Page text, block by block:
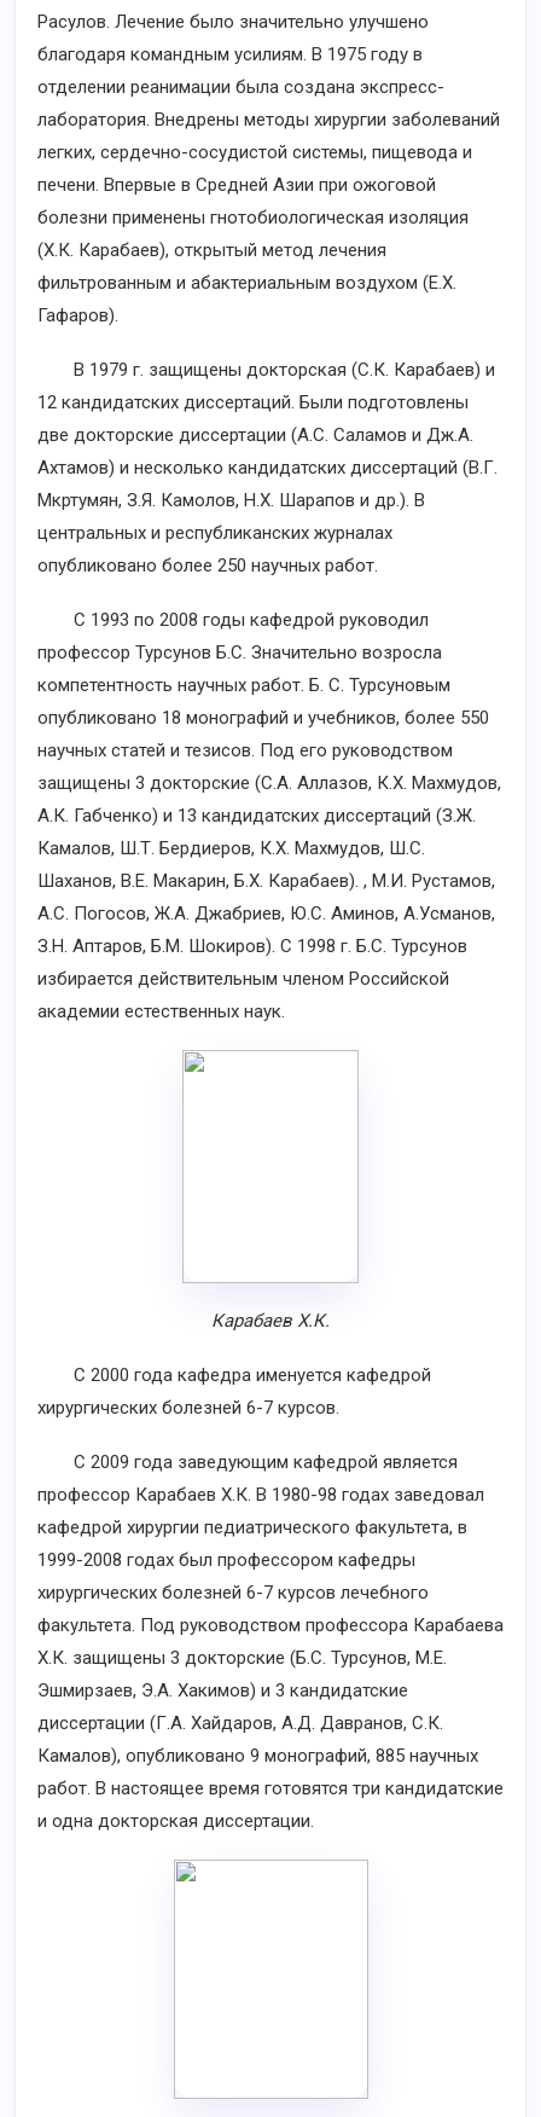
Расулов. Лечение было значительно улучшено
благодаря командным усилиям. В 1975 году в
отделении реанимации была создана экспресс-
лаборатория. Внедрены методы хирургии заболеваний
легких, сердечно-сосудистой системы, пищевода и
печени. Впервые в Средней Азии при ожоговой
болезни применены гнотобиологическая изоляция
(Х.К. Карабаев), открытый метод лечения
фильтрованным и абактериальным воздухом (Е.Х.
Гафаров).
В 1979 г. защищены докторская (С.К. Карабаев) и
12 кандидатских диссертаций. Были подготовлены
две докторские диссертации (А.С. Саламов и Дж.А.
Ахтамов) и несколько кандидатских диссертаций (В.Г.
Мкртумян, З.Я. Камолов, Н.Х. Шарапов и др.). В
центральных и республиканских журналах
опубликовано более 250 научных работ.
С 1993 по 2008 годы кафедрой руководил
профессор Турсунов Б.С. Значительно возросла
компетентность научных работ. Б. С. Турсуновым
опубликовано 18 монографий и учебников, более 550
научных статей и тезисов. Под его руководством
защищены 3 докторские (С.А. Аллазов, К.Х. Махмудов,
А.К. Габченко) и 13 кандидатских диссертаций (З.Ж.
Камалов, Ш.Т. Бердиеров, К.Х. Махмудов, Ш.С.
Шаханов, В.Е. Макарин, Б.Х. Карабаев). , М.И. Рустамов,
А.С. Погосов, Ж.А. Джабриев, Ю.С. Аминов, А.Усманов,
З.Н. Аптаров, Б.М. Шокиров). С 1998 г. Б.С. Турсунов
избирается действительным членом Российской
академии естественных наук.
Карабаев Х.К.
С 2000 года кафедра именуется кафедрой
хирургических болезней 6-7 курсов.
С 2009 года заведующим кафедрой является
профессор Карабаев Х.К. В 1980-98 годах заведовал
кафедрой хирургии педиатрического факультета, в
1999-2008 годах был профессором кафедры
хирургических болезней 6-7 курсов лечебного
факультета. Под руководством профессора Карабаева
Х.К. защищены 3 докторские (Б.С. Турсунов, М.Е.
Эшмирзаев, Э.А. Хакимов) и 3 кандидатские
диссертации (Г.А. Хайдаров, А.Д. Давранов, С.К.
Камалов), опубликовано 9 монографий, 885 научных
работ. В настоящее время готовятся три кандидатские
и одна докторская диссертации.